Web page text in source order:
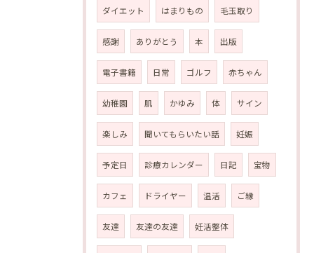
ダイエット はまりもの 毛玉取り
感謝 ありがとう 本 出版
電子書籍 日常 ゴルフ 赤ちゃん
幼稚園 肌 かゆみ 体 サイン
楽しみ 聞いてもらいたい話 妊娠
予定日 診療カレンダー 日記 宝物
カフェ ドライヤー 温活 ご縁
友達 友達の友達 妊活整体